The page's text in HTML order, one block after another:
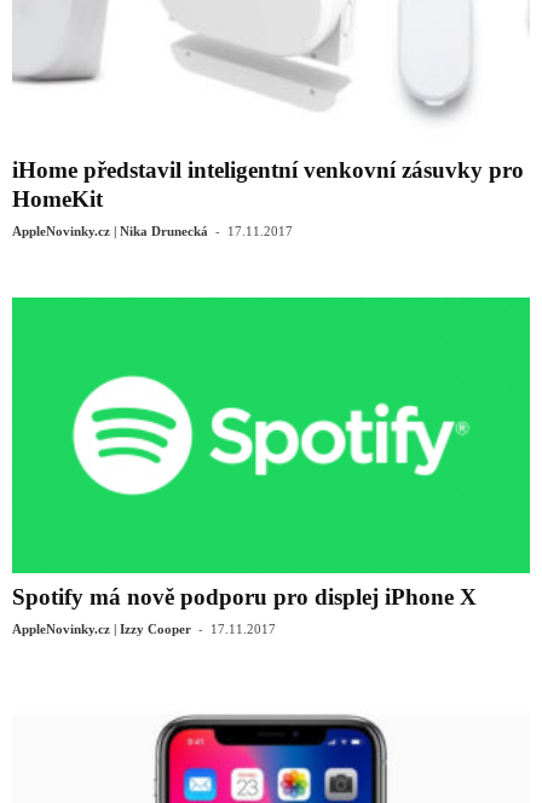
iHome představil inteligentní venkovní zásuvky pro
HomeKit
AppleNovinky.cz | Nika Drunecká - 17.11.2017
Spotify má nově podporu pro displej iPhone X
AppleNovinky.cz | Izzy Cooper - 17.11.2017